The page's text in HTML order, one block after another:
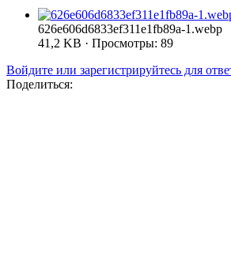
626e606d6833ef311e1fb89a-1.webp
41,2 KB · Просмотры: 89
Войдите или зарегистрируйтесь для
Поделиться: